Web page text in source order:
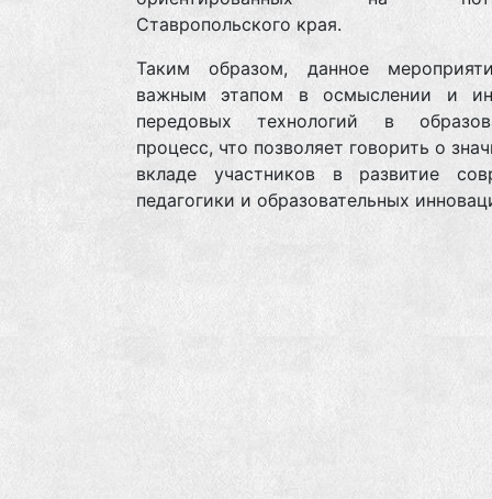
Ставропольского края.
Таким образом, данное
важным этапом в осмыслении и
передовых технологий в
процесс, что позволяет говорить о
вкладе участников в развитие
педагогики и образовательных